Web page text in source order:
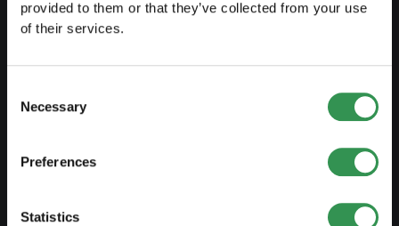
provided to them or that they’ve collected from your use
of their services.
Selection
Necessary
Preferences
Statistics
Leitfaden Selbstständigkeit
Vorbezug Pensionskasse
Blog